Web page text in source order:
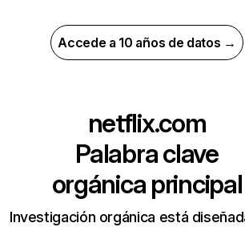
Accede a 10 años de datos →
netflix.com
Palabra clave
orgánica principal
Investigación orgánica está